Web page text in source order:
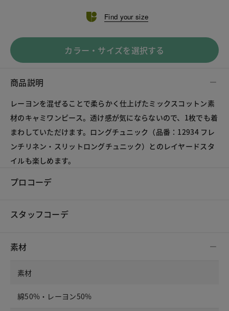
Find your size
カラー・サイズを選択する
商品説明
レーヨンを混ぜることで柔らかく仕上げたミックスコットン素
材のキャミワンピース。透け感が気にならないので、1枚でも着
まわしていただけます。ロングチュニック（品番：12934 フレ
ンチリネン・スリットロングチュニック）とのレイヤードスタ
イルも楽しめます。
プロコーデ
スタッフコーデ
素材
素材
綿50%・レーヨン50%